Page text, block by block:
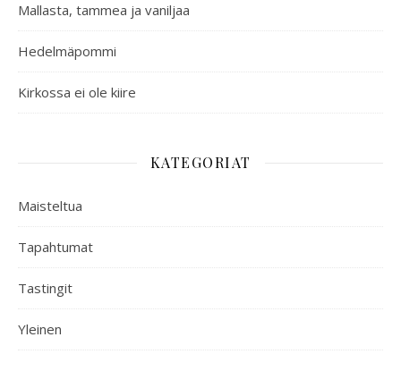
Mallasta, tammea ja vaniljaa
Hedelmäpommi
Kirkossa ei ole kiire
KATEGORIAT
Maisteltua
Tapahtumat
Tastingit
Yleinen